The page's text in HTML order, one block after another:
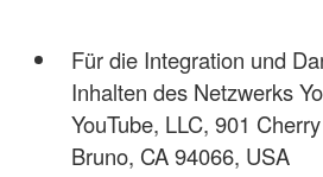
Für die Integration und
Inhalten des Netzwerks
YouTube, LLC, 901
Bruno, CA 94066, USA